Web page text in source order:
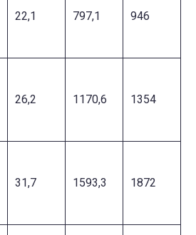
22,1 797,1 946
26,2 1170,6 1354
31,7 1593,3 1872